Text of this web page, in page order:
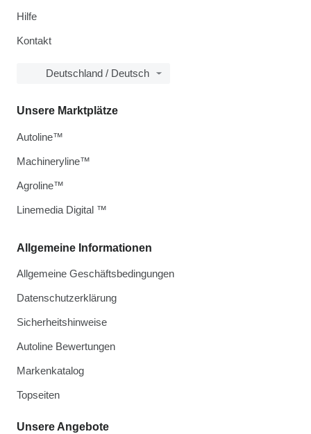
Hilfe
Kontakt
Deutschland / Deutsch
Allgemeine Informationen
Allgemeine Geschäftsbedingungen
Datenschutzerklärung
Sicherheitshinweise
Autoline Bewertungen
Markenkatalog
Topseiten
Unsere Angebote
Unsere Marktplätze
Autoline™
Machineryline™
Agroline™
Linemedia Digital ™